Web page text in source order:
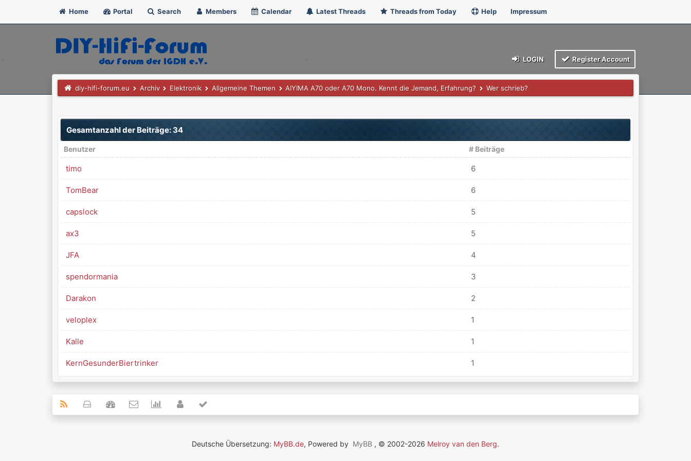
Home Portal Search Members Calendar Latest Threads Threads from Today Help Impressum
LOGIN Register Account
diy-hifi-forum.eu Archiv Elektronik Allgemeine Themen AIYIMA A70 oder A70 Mono. Kennt die Jemand, Erfahrung? Wer schrieb?
Gesamtanzahl der Beiträge: 34
Benutzer # Beiträge
timo 6
TomBear 6
capslock 5
ax3 5
JFA 4
spendormania 3
Darakon 2
veloplex 1
Kalle 1
KernGesunderBiertrinker 1
Deutsche Übersetzung: MyBB.de, Powered by MyBB , © 2002-2026 Melroy van den Berg.